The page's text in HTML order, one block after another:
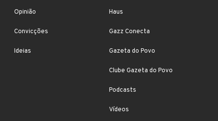
Opinião
Convicções
Ideias
Haus
Gazz Conecta
Gazeta do Povo
Clube Gazeta do Povo
Podcasts
Vídeos